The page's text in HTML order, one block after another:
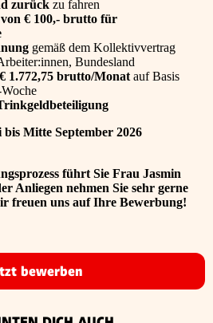
zurück zu fahren
€ 100,- brutto für
gemäß dem Kollektivvertrag
Bundesland
€ 1.772,75 brutto/Monat auf Basis
bis Mitte September 2026
führt Sie Frau Jasmin
Anliegen nehmen Sie sehr gerne
freuen uns auf Ihre Bewerbung!
bewerben